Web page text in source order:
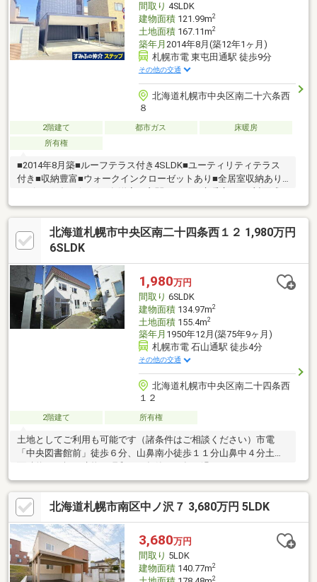
間取り 4SLDK
建物面積121.99m2
土地面積167.11m2
築年月 2014年8月(築12年1ヶ月)
札幌市電 東屯田通駅 徒歩9分
その他の交通
北海道札幌市中央区南二十六条西
８
2階建て 都市ガス
床暖房
所有権
■2014年8月築■ルーフテラス付き4SLDK■ユーティリティテラス
付き■収納豊富■ウォークインクローゼットあり■全居室収納あり■
リビングダイビング、各洋室、玄関ホールに床暖房あり■対面式
カウンターキッチン■食器洗浄乾燥機■16161サイズの浴室■カーポ
ートあり（車種による）
北海道札幌市中央区南二十四条西１２ 1,980万円
6SLDK
1,980万円
間取り 6SLDK
建物面積134.97m2
土地面積155.4m2
築年月 1950年12月(築75年9ヶ月)
札幌市電 石山通駅 徒歩4分
その他の交通
北海道札幌市中央区南二十四条西
１２
2階建て 所有権
土地としてご利用も可能です（諸条件はご相談ください）市電
「中央図書館前」徒歩６分、山鼻南小徒歩１１分山鼻中４分土地
北海道札幌市南区中ノ沢７ 3,680万円 5LDK
3,680万円
間取り 5LDK
建物面積140.77m2
2